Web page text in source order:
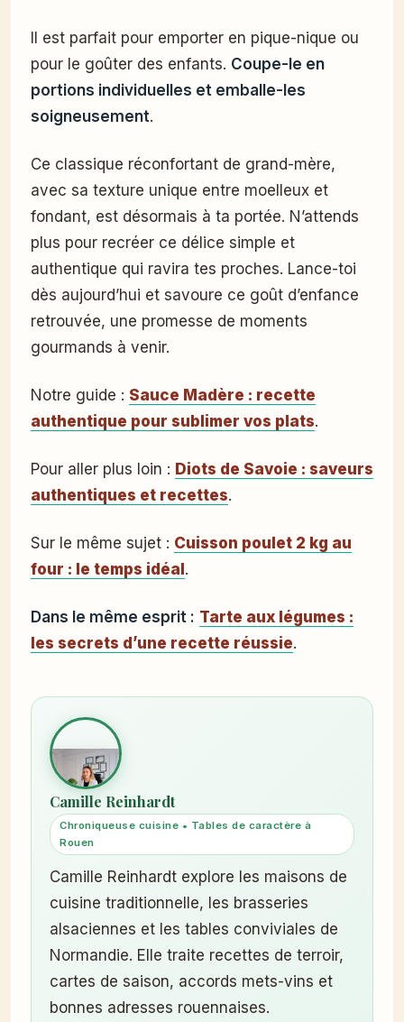
Il est parfait pour emporter en pique-nique ou
pour le goûter des enfants. Coupe-le en
portions individuelles et emballe-les
soigneusement.
Ce classique réconfortant de grand-mère,
avec sa texture unique entre moelleux et
fondant, est désormais à ta portée. N’attends
plus pour recréer ce délice simple et
authentique qui ravira tes proches. Lance-toi
dès aujourd’hui et savoure ce goût d’enfance
retrouvée, une promesse de moments
gourmands à venir.
Notre guide : Sauce Madère : recette
authentique pour sublimer vos plats.
Pour aller plus loin : Diots de Savoie : saveurs
authentiques et recettes.
Sur le même sujet : Cuisson poulet 2 kg au
four : le temps idéal .
Dans le même esprit : Tarte aux légumes :
les secrets d’une recette réussie.
Camille Reinhardt
Chroniqueuse cuisine • Tables de caractère à
Rouen
Camille Reinhardt explore les maisons de
cuisine traditionnelle, les brasseries
alsaciennes et les tables conviviales de
Normandie. Elle traite recettes de terroir,
cartes de saison, accords mets-vins et
bonnes adresses rouennaises.